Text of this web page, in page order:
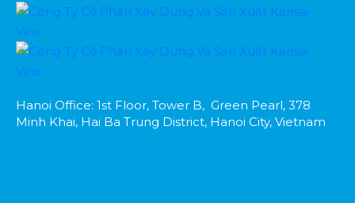
Hanoi Office: 1st Floor, Tower B, Green Pearl, 378
Minh Khai, Hai Ba Trung District, Hanoi City, Vietnam